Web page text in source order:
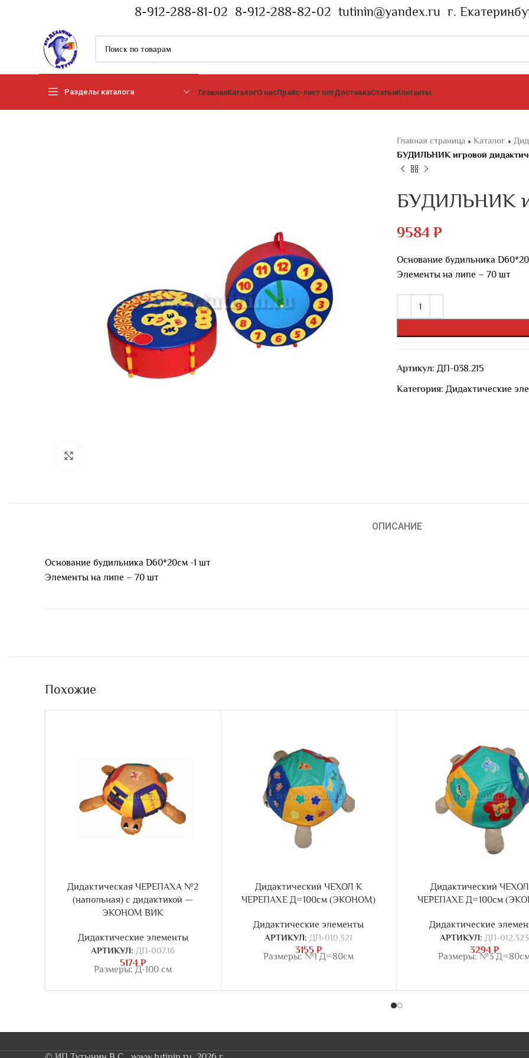
8-912-288-81-02 8-912-288-82-02 tutinin@yandex.ru г.
Разделы каталога ГлавнаяКаталогО насПрайс-лист оптДоставкаСтатьиКонтакты
Главная страница » Каталог »
БУДИЛЬНИК игровой
БУДИЛЬНИК
9584 ₽
Основание будильника
Элементы на липе – 70 шт
Артикул: ДП-038.215
Категория: Дидактические
ОПИСАНИЕ
Основание будильника D60*20см -1 шт
Элементы на липе – 70 шт
Похожие
Дидактическая ЧЕРЕПАХА №2
(напольная) с дидактикой —
ЭКОНОМ ВИК
Дидактические элементы
АРТИКУЛ: ДП-007.16
5174₽
Размеры: Д-100 см
Дидактический ЧЕХОЛ К
ЧЕРЕПАХЕ Д=100см (ЭКОНОМ)
Дидактические элементы
АРТИКУЛ: ДП-010.321
3155₽
Размеры: №1 Д=80см
Дидактический
ЧЕРЕПАХЕ Д=100см
Дидактические
АРТИКУЛ: ДП-012.323
3294 ₽
Размеры: №3